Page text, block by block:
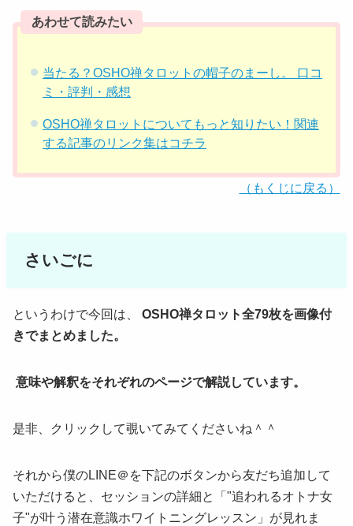
あわせて読みたい
当たる？OSHO禅タロットの帽子のまーし。 口コ
ミ・評判・感想
OSHO禅タロットについてもっと知りたい！関連
する記事のリンク集はコチラ
（もくじに戻る）
さいごに
というわけで今回は、
OSHO禅タロット全79枚を画像付
きでまとめました。
意味や解釈をそれぞれのページで解説しています。
是非、クリックして覗いてみてくださいね＾＾
それから僕のLINE＠を下記のボタンから友だち追加して
いただけると、セッションの詳細と「"追われるオトナ女
子"が叶う潜在意識ホワイトニングレッスン」が見れま